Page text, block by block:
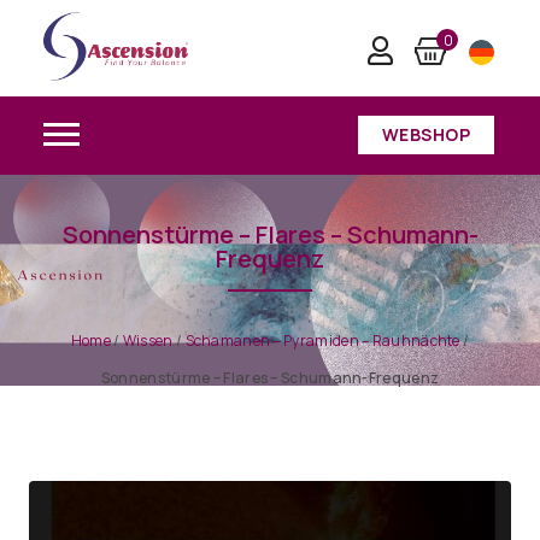
0
WEBSHOP
Sonnenstürme – Flares – Schumann-
Frequenz
Home/Wissen/Schamanen – Pyramiden – Rauhnächte/
Sonnenstürme – Flares – Schumann-Frequenz